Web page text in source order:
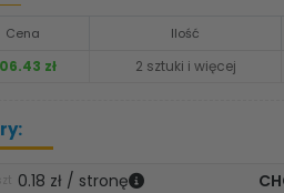
Cena Ilość
zł 2 sztuki i więcej
0.18 zł / stronę